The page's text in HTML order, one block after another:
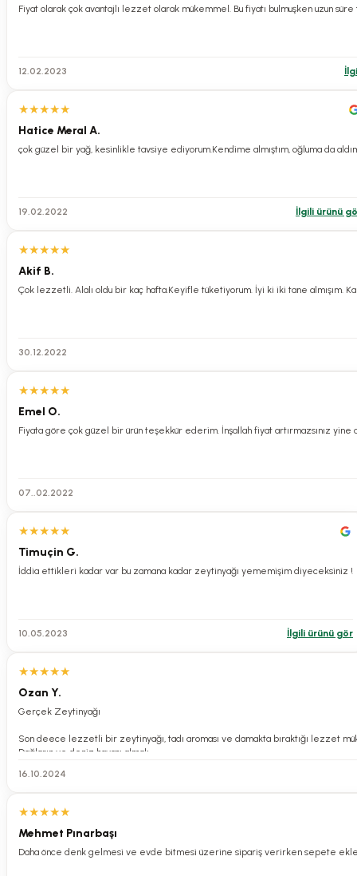
Fiyat olarak çok avantajlı lezzet olarak mükemmel. Bu fiyatı bulmuşken uzun
12.02.2023
★★★★★
Hatice Meral A.
çok güzel bir yağ, kesinlikle tavsiye ediyorum.Kendime almıştım, oğluma da
19.02.2022 İlgili ürünü
★★★★★
Akif B.
Çok lezzetli. Alalı oldu bir kaç hafta.Keyifle tüketiyorum. İyi ki iki tane almışım.
30.12.2022
★★★★★
Emel O.
Fiyata göre çok güzel bir ürün teşekkür ederim. İnşallah fiyat artırmazsınız
07..02.2022
★★★★★
Timuçin G.
İddia ettikleri kadar var bu zamana kadar zeytinyağı yememişim diyeceksiniz !
10.05.2023 İlgili ürünü gör
★★★★★
Ozan Y.
Gerçek Zeytinyağı
Son deece lezzetli bir zeytinyağı, tadı aroması ve damakta bıraktığı lezzet
Dağların ve deniz havası almalı
16.10.2024
★★★★★
Mehmet Pınarbaşı
Daha önce denk gelmesi ve evde bitmesi üzerine sipariş verirken sepete